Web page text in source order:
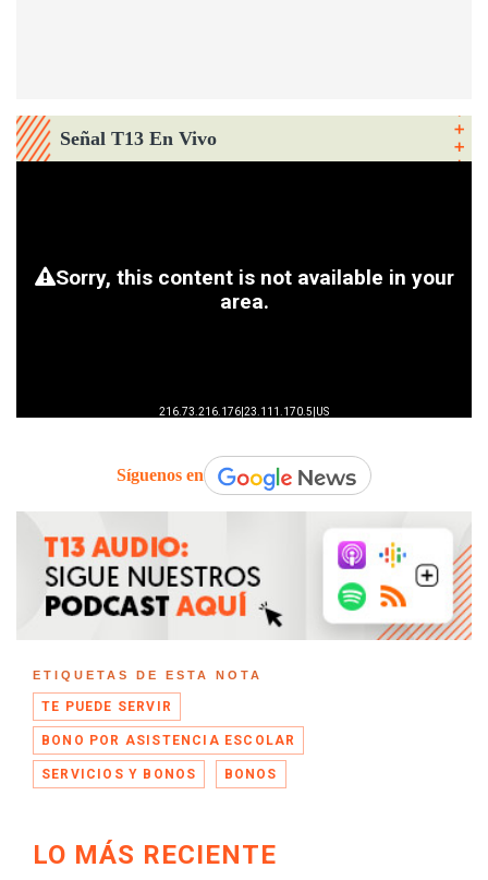
Señal T13 En Vivo
Síguenos en
ETIQUETAS DE ESTA NOTA
TE PUEDE SERVIR
BONO POR ASISTENCIA ESCOLAR
SERVICIOS Y BONOS BONOS
LO MÁS RECIENTE